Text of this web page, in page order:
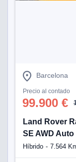
Barcelona
Precio al contado
99.900 €
Land Rover
SE AWD Auto
Híbrido 7.564